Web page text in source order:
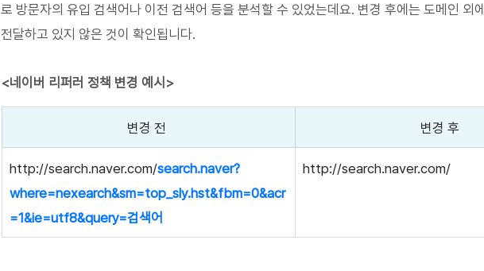
로 방문자의 유입 검색어나 이전 검색어 등을 분석할 수 있었는데요. 변경 후에는 도메인 외
전달하고 있지 않은 것이 확인됩니다.
<네이버 리퍼러 정책 변경 예시>
변경 전 변경 후
http://search.naver.com/search.naver?
where=nexearch&sm=top_sly.hst&fbm=0&acr
=1&ie=utf8&query=검색어
http://search.naver.com/